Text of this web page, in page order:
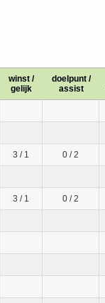
winst /
gelijk
doelpunt /
assist
3 / 1 0 / 2
3 / 1 0 / 2